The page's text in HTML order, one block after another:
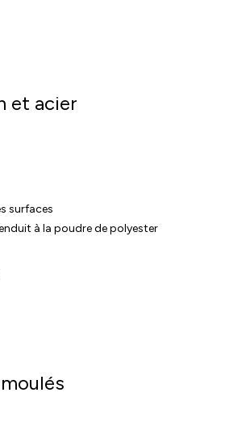
et acier
surfaces
à la poudre de polyester